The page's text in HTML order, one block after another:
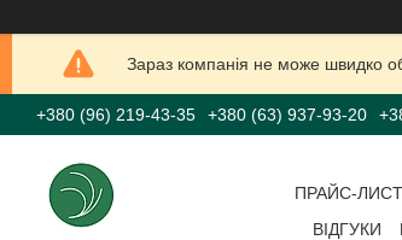
Зараз компанія не може швидко
+380 (96) 219-43-35 +380 (63) 937-93-20
ПРАЙС-ЛИСТ
ВІДГУКИ